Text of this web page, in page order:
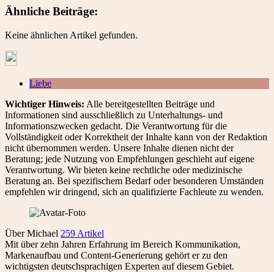
Ähnliche Beiträge:
Keine ähnlichen Artikel gefunden.
Liebe
Wichtiger Hinweis: Alle bereitgestellten Beiträge und
Informationen sind ausschließlich zu Unterhaltungs- und
Informationszwecken gedacht. Die Verantwortung für die
Vollständigkeit oder Korrektheit der Inhalte kann von der Redaktion
nicht übernommen werden. Unsere Inhalte dienen nicht der
Beratung; jede Nutzung von Empfehlungen geschieht auf eigene
Verantwortung. Wir bieten keine rechtliche oder medizinische
Beratung an. Bei spezifischem Bedarf oder besonderen Umständen
empfehlen wir dringend, sich an qualifizierte Fachleute zu wenden.
Über Michael 259 Artikel
Mit über zehn Jahren Erfahrung im Bereich Kommunikation,
Markenaufbau und Content-Generierung gehört er zu den
wichtigsten deutschsprachigen Experten auf diesem Gebiet.